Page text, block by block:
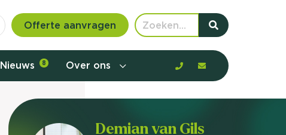
Offerte aanvragen
Nieuws 8 Over ons
Demian van Gils